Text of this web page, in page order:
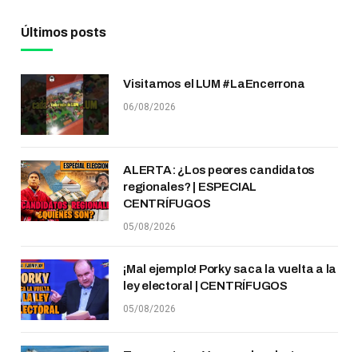
Últimos posts
Visitamos el LUM #LaEncerrona
06/08/2026
ALERTA: ¿Los peores candidatos
regionales? | ESPECIAL
CENTRÍFUGOS
05/08/2026
¡Mal ejemplo! Porky saca la vuelta a la
ley electoral | CENTRÍFUGOS
05/08/2026